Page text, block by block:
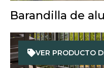
Barandilla de
VER PRODUCTO